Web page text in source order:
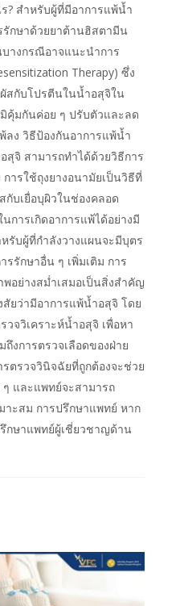
? สำหรับผู้ที่มีอาการแพ้น้ำ
กษาด้วยยาต้านฮิสตามีน
บางกรณีอาจแนะนำการ
Therapy) ซึ่ง
สกับโปรตีนในน้ำอสุจิใน
คุ้มกันค่อย ๆ ปรับตัวและลด
ลง วิธีป้องกันอาการแพ้น้ำ
สุจิ สามารถทำได้ด้วยวิธีการ
ารใช้ถุงยางอนามัยเป็นวิธีที่
บเยื่อบุผิวในช่องคลอด
การเกิดอาการแพ้ได้อย่างมี
รับผู้ที่กำลังวางแผนจะมีบุตร
รรักษาอื่น ๆ เพิ่มเติม การ
อย่างสม่ำเสมอเป็นสิ่งสำคัญ
ยว่ามีอาการแพ้น้ำอสุจิ โดย
จวิเคราะห์น้ำอสุจิ เพื่อหา
งการตรวจเลือดของฝ่าย
ตรวจวินิจฉัยที่ถูกต้องจะช่วย
และแพทย์จะสามารถ
าะสม การปรึกษาแพทย์ หาก
กษาแพทย์ผู้เชี่ยวชาญด้าน